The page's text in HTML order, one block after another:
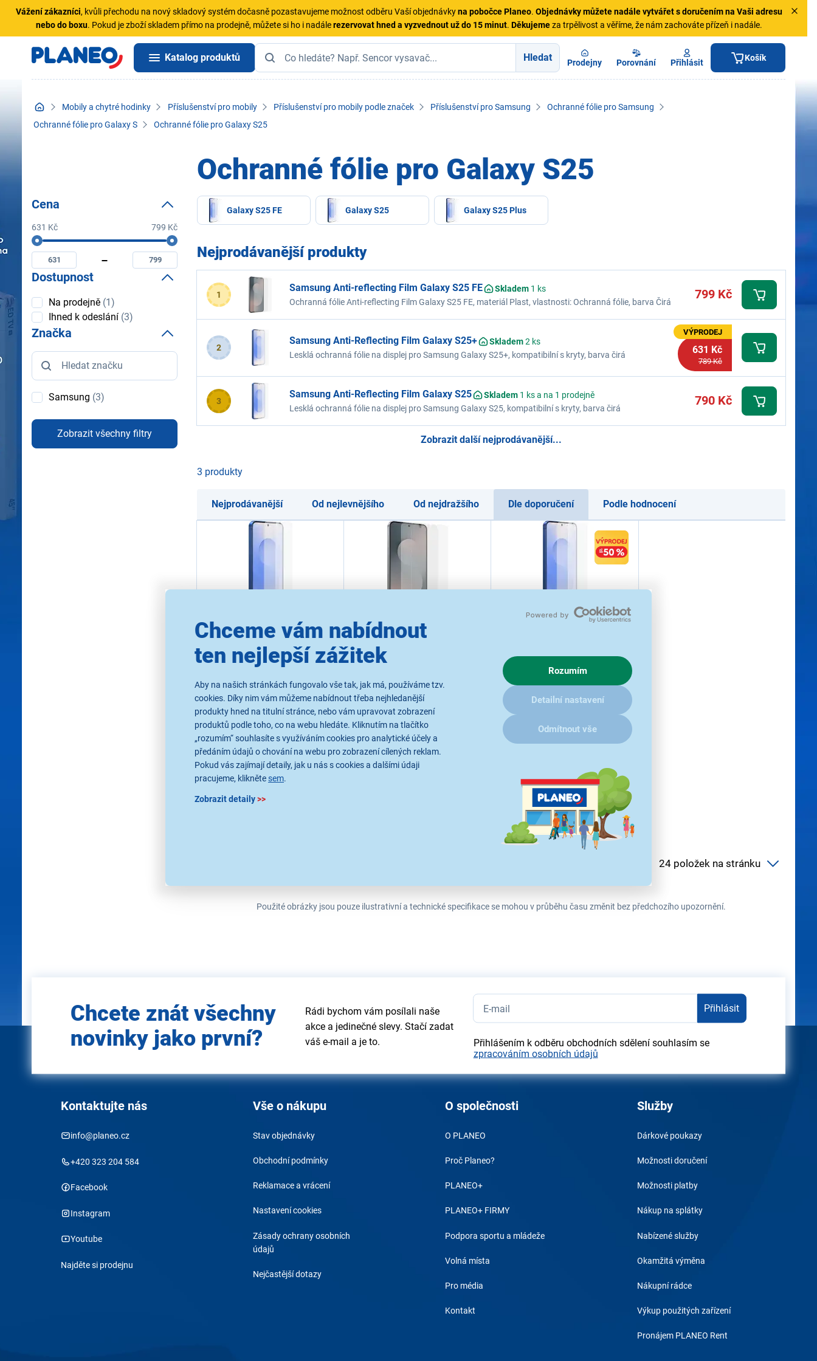
Chceme vám nabídnout
ten nejlepší zážitek
Aby na našich stránkách fungovalo vše tak, jak má, používáme tzv.
cookies. Díky nim vám můžeme nabídnout třeba nejhledanější
produkty hned na titulní stránce, nebo vám upravovat zobrazení
produktů podle toho, co na webu hledáte. Kliknutím na tlačítko
„rozumím“ souhlasíte s využíváním cookies pro analytické účely a
předáním údajů o chování na webu pro zobrazení cílených reklam.
Pokud vás zajímají detaily, jak u nás s cookies a dalšími údaji
pracujeme, klikněte sem.
Zobrazit detaily>>
Rozumím
Detailní nastavení
Odmítnout vše
Vážení zákazníci, kvůli přechodu na nový skladový systém dočasně pozastavujeme možnost odběru Vaší objednávkyna pobočce Planeo. Objednávkymůžete nadále vytvářet s doručením na Vaši adresu
nebo do boxu. Pokud je zboží skladem přímo na prodejně, můžete si ho i nadálerezervovat hned a vyzvednout už do 15 minut. Děkujemeza trpělivost a věříme, že nám zachováte přízeň i nadále.
Katalog produktů Hledat Prodejny Porovnání Přihlásit Košík
Mobily a chytré hodinky Příslušenství pro mobily Příslušenství pro mobily podle značek Příslušenství pro Samsung
Ochranné fólie pro Samsung
Ochranné fólie pro Galaxy S
Ochranné fólie pro Galaxy S25
Ochranné fólie pro Galaxy S25
Galaxy S25 FE Galaxy S25 Galaxy S25 Plus
Nejprodávanější produkty
1
Samsung Anti-reflecting Film Galaxy S25 FE Skladem 1 ks
Ochranná fólie Anti-reflecting Film Galaxy S25 FE, materiál Plast, vlastnosti: Ochranná fólie, barva Čirá
799 Kč
2
Samsung Anti-Reflecting Film Galaxy S25+ Skladem2 ks
Lesklá ochranná fólie na displej pro Samsung Galaxy S25+, kompatibilní s kryty, barva čirá
VÝPRODEJ
631 Kč
789 Kč
3
Samsung Anti-Reflecting Film Galaxy S25 Skladem 1 ks a na 1 prodejně
Lesklá ochranná fólie na displej pro Samsung Galaxy S25, kompatibilní s kryty, barva čirá
790 Kč
Zobrazit další nejprodávanější...
Cena
631 Kč 799 Kč
Cena
Minimální
cena
Maximální
cena
Dostupnost
Dostupnost
Na prodejně (1)
Ihned k odeslání (3)
Značka
Značka
Samsung (3)
Zobrazit všechny filtry
3 produkty
Nejprodávanější Od nejlevnějšího Od nejdražšího Dle doporučení Podle hodnocení
Samsung Anti-Reflecting
Film Galaxy S25
Lesklá ochranná fólie na displej pro
Samsung Galaxy S25, kompatibilní s
kryty, barva čirá
Ihned k odeslání
Skladem 1 ks.
U Vás již od 17.8.
Odběr do 15 minut
na 1 prodejně
Samsung Anti-reflecting
Ochranná fólie Anti-reflecting Film
Galaxy S25 FE, materiál Plast,
vlastnosti: Ochranná fólie, barva Čirá
Ihned k odeslání
Skladem 1 ks.
U Vás již od 17.8.
Samsung Anti-Reflecting
Film Galaxy S25+
Lesklá ochranná fólie na displej pro
Samsung Galaxy S25+, kompatibilní s
kryty, barva čirá
Ihned k odeslání
Skladem 2 ks.
VÝPRODEJ
Použité obrázky jsou pouze ilustrativní a technické specifikace se mohou v průběhu času změnit bez předchozího upozornění.
e-mail
Chcete znát všechny
novinky jako první?
Rádi bychom vám posílali naše
akce a jedinečné slevy. Stačí zadat
váš e-mail a je to.
Přihlásit
Přihlášením k odběru obchodních sdělení souhlasím se
zpracováním osobních údajů
Kontaktujte nás
info@planeo.cz
+420 323 204 584
Facebook
Instagram
Youtube
Najděte si prodejnu
Vše o nákupu
Stav objednávky
Obchodní podmínky
Reklamace a vrácení
Nastavení cookies
Zásady ochrany osobních
údajů
Nejčastější dotazy
O společnosti
O PLANEO
Proč Planeo?
PLANEO+
PLANEO+ FIRMY
Podpora sportu a mládeže
Volná místa
Pro média
Kontakt
Služby
Dárkové poukazy
Možnosti doručení
Možnosti platby
Nákup na splátky
Nabízené služby
Okamžitá výměna
Nákupní rádce
Výkup použitých zařízení
Pronájem PLANEO Rent